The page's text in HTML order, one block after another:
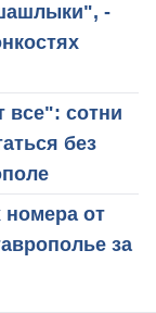
-
все": сотни
без
от
за